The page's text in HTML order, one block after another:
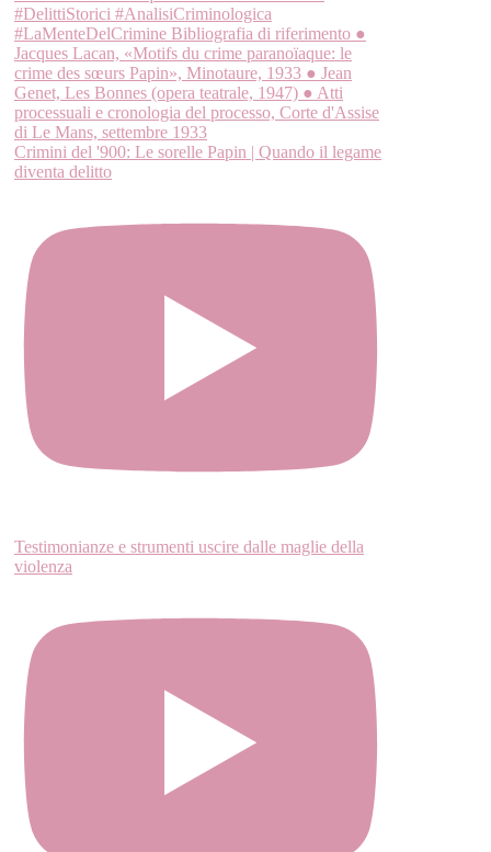
Crimini del '900: Le sorelle Papin | Quando il legame
diventa delitto
Testimonianze e strumenti uscire dalle maglie della
violenza